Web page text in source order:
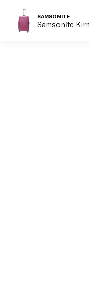
SAMSONITE
Samsonite